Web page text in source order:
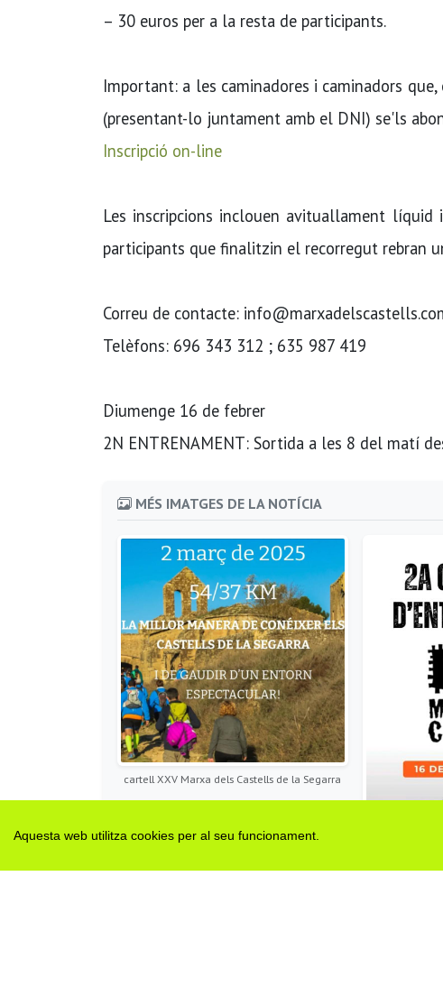
Aquesta web utilitza cookies per al seu funcionament.
– 30 euros per a la resta de participants.
Important: a les caminadores i caminadors
(presentant-lo juntament amb el DNI) se'ls
Inscripció on-line
Les inscripcions inclouen avituallament
participants que finalitzin el recorregut rebran
Correu de contacte:
Telèfons: 696 343 312 ; 635 987 419
Diumenge 16 de febrer
2N ENTRENAMENT: Sortida a les 8 del matí
MÉS IMATGES DE LA NOTÍCIA
cartell XXV Marxa dels Castells de la Segarra